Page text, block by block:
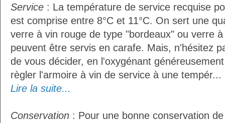
Service : La température de service recquise
est comprise entre 8°C et 11°C. On sert une
verre à vin rouge de type "bordeaux" ou verre
peuvent être servis en carafe. Mais, n'hésitez
de vous décider, en l'oxygénant
règler l'armoire à vin de service à une tempér...
Lire la suite...
Conservation : Pour une bonne conservation